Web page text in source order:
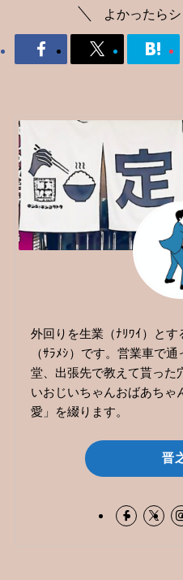
よかったら
外回りを生業（ﾅﾘﾜｲ）と
（ｻﾗﾒｼ）です。営業車で
堂、出張先で教えて貰った
いおじいちゃんおばあち
愛」を綴ります。
晋